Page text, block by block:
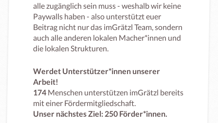
alle zugänglich sein muss - weshalb wir keine
Paywalls haben - also unterstützt euer
Beitrag nicht nur das imGrätzl Team, sondern
auch alle anderen lokalen Macher*innen und
die lokalen Strukturen.
Werdet Unterstützer*innen unserer
Arbeit!
174 Menschen unterstützen imGrätzl bereits
mit einer Fördermitgliedschaft.
Unser nächstes Ziel: 250 Förder*innen.